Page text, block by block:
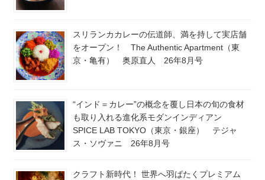
スリランカカレーの伝道師、満を持して実店舗
をオープン！ The Authentic Apartment（東
京・亀有） 奥原直人 26年8月号
“インド＝カレー”の概念を覆し日本の旬の食材
も取り入れる進化系モダンインディアン
SPICE LAB TOKYO（東京・銀座） テジャ
ス・ソヴァニ 26年8月号
クラフト新時代！ 世界へ羽ばたくプレミアム